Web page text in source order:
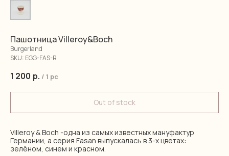
Пашотница Villeroy&Boch
Burgerland
SKU: EGG-FAS-R
1 200 р. / 1 pc
Out of stock
Villeroy & Boch -одна из самых известных мануфактур
Германии, а серия Fasan выпускалась в 3-х цветах:
зелёном, синем и красном.